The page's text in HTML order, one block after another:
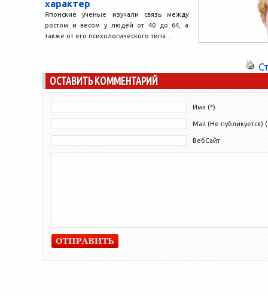
характер
Японские ученые изучали связь между
ростом и весом у людей от 40 до 64, а
также от его психологического типа....
ОСТАВИТЬ КОММЕНТАРИЙ
Имя (*)
Mail (Не публикуется)
ВебСайт